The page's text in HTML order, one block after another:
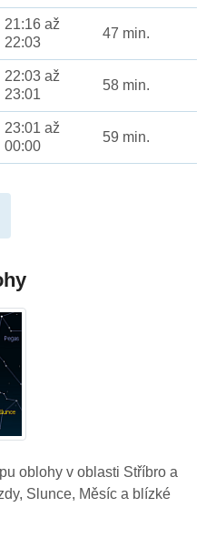
21:16 až
22:03
47 min.
22:03 až
23:01
58 min.
23:01 až
00:00
59 min.
oblohy v oblasti Stříbro a
Slunce, Měsíc a blízké